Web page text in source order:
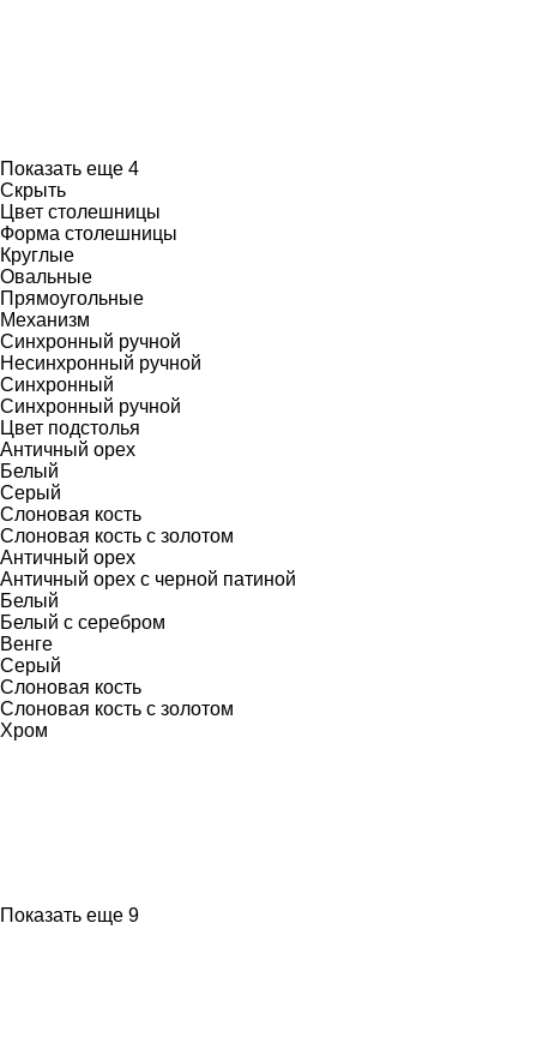
Показать еще 4
Скрыть
Цвет столешницы
Форма столешницы
Круглые
Овальные
Прямоугольные
Механизм
Синхронный ручной
Несинхронный ручной
Синхронный
Синхронный ручной
Цвет подстолья
Античный орех
Белый
Серый
Слоновая кость
Слоновая кость с золотом
Античный орех
Античный орех с черной патиной
Белый
Белый с серебром
Венге
Серый
Слоновая кость
Слоновая кость с золотом
Хром
Показать еще 9